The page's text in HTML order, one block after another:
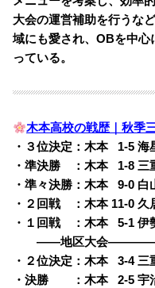
大会の運営補助を行うな
域にも愛され、OBを中
っている。
木本高校の戦歴｜秋季
・３位決定：木本
1-5 海
・準決勝 ：木本
1-8 三
・準々決勝：木本
09-0 白
・２回戦 ：木本 11-0 久
・１回戦 ：木本
05-1 伊
——地区大会
・２位決定：木本
03-4 三
・決勝 ：木本
02-5 宇